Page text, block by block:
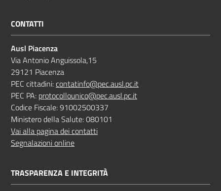
CONTATTI
Ausl Piacenza
Via Antonio Anguissola,15
29121 Piacenza
PEC cittadini:contatinfo@pec.ausl.pc.it
PEC PA: protocollounico@pec.ausl.pc.it
Codice Fiscale: 91002500337
Ministero della Salute: 080101
Vai alla pagina dei contatti
Segnalazioni online
TRASPARENZA E INTEGRITÀ